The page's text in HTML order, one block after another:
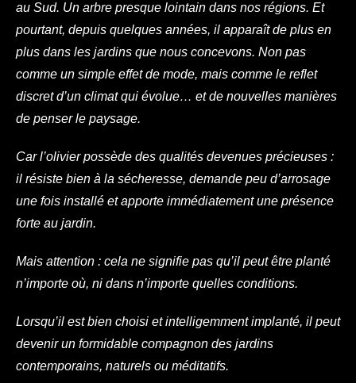
au Sud. Un arbre presque lointain dans nos régions. Et
pourtant, depuis quelques années, il apparaît de plus en
plus dans les jardins que nous concevons. Non pas
comme un simple effet de mode, mais comme le reflet
discret d’un climat qui évolue… et de nouvelles manières
de penser le paysage.
Car l’olivier possède des qualités devenues précieuses :
il résiste bien à la sécheresse, demande peu d’arrosage
une fois installé et apporte immédiatement une présence
forte au jardin.
Mais attention : cela ne signifie pas qu’il peut être planté
n’importe où, ni dans n’importe quelles conditions.
Lorsqu’il est bien choisi et intelligemment implanté, il peut
devenir un formidable compagnon des jardins
contemporains, naturels ou méditatifs.